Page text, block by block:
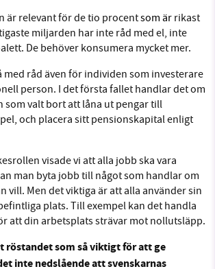
är relevant för de tio procentsom är rikast
miljarden har inte råd med el, inte
De behöver konsumera mycket mer.
råd även för individen som investerare
person. I det första fallet handlar det om
som valt bort att låna ut pengar till
och placera sitt pensionskapital enligt
visade vi att alla jobb ska vara
man byta jobb till något som handlar om
vill. Men det viktiga är att alla använder sin
plats. Till exempel kan det handla
att din arbetsplats strävar mot nollutsläpp.
röstandet som så viktigt för att ge
inte nedslående att svenskarnas